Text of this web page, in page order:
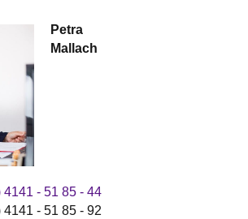
Petra
Mallach
4141 - 51 85 - 44
4141 - 51 85 - 92